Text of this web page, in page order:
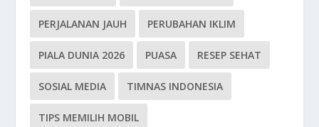
PERJALANAN JAUH PERUBAHAN IKLIM
PIALA DUNIA 2026 PUASA RESEP SEHAT
SOSIAL MEDIA TIMNAS INDONESIA
TIPS MEMILIH MOBIL